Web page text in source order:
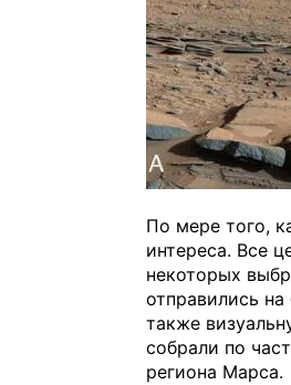
По мере того,
интереса. Все
некоторых
отправились
также
собрали по
региона Марса.